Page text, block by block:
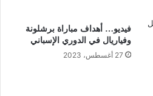
فيديو… أهداف مباراة برشلونة
وفياريال في الدوري الإسباني
27 أغسطس، 2023